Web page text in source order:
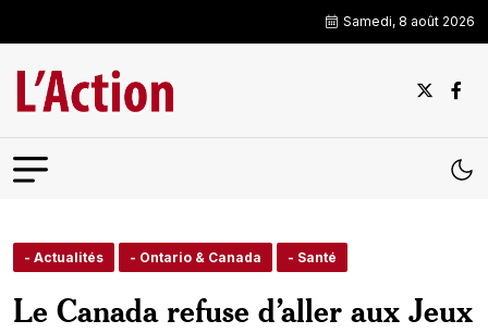
Samedi, 8 août 2026
- Actualités - Ontario & Canada - Santé
Le Canada refuse d’aller aux Jeux